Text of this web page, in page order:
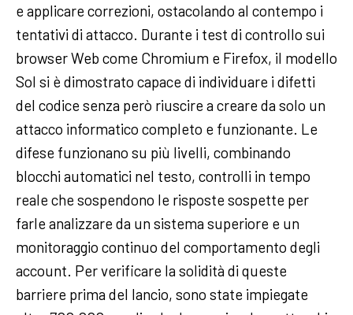
e applicare correzioni, ostacolando al contempo i
tentativi di attacco. Durante i test di controllo sui
browser Web come Chromium e Firefox, il modello
Sol si è dimostrato capace di individuare i difetti
del codice senza però riuscire a creare da solo un
attacco informatico completo e funzionante. Le
difese funzionano su più livelli, combinando
blocchi automatici nel testo, controlli in tempo
reale che sospendono le risposte sospette per
farle analizzare da un sistema superiore e un
monitoraggio continuo del comportamento degli
account. Per verificare la solidità di queste
barriere prima del lancio, sono state impiegate